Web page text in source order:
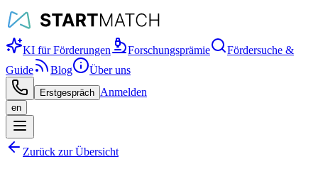
KI für Förderungen Forschungsprämie
Fördersuche &
Guide
Blog Über uns
Erstgespräch Anmelden
en
Zurück zur Übersicht